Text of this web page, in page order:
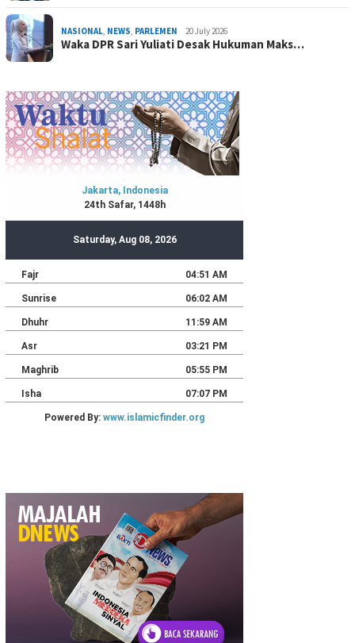
NASIONAL NEWS PARLEMEN 20 July 2026
Waka DPR Sari Yuliati Desak Hukuman Maks…